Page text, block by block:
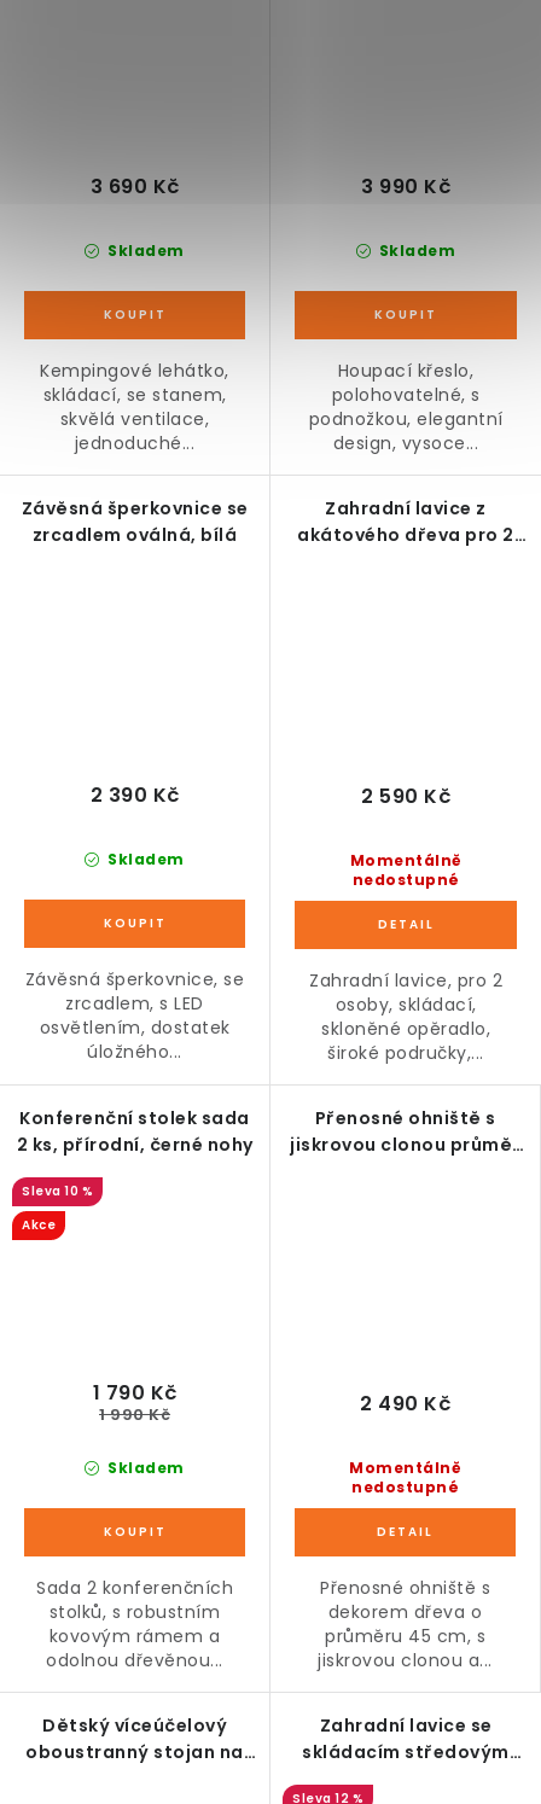
Skladem
3 690 Kč
Kempingové lehátko,
skládací, se stanem,
skvělá ventilace,
jednoduché...
Skladem
3 990 Kč
Houpací křeslo,
polohovatelné, s
podnožkou, elegantní
design, vysoce...
Závěsná šperkovnice se
zrcadlem oválná, bílá
Skladem
2 390 Kč
Závěsná šperkovnice, se
zrcadlem, s LED
osvětlením, dostatek
úložného...
Zahradní lavice z
akátového dřeva pro 2
Momentálně
nedostupné
2 590 Kč
Zahradní lavice, pro 2
osoby, skládací,
skloněné opěradlo,
široké područky,...
Konferenční stolek sada
2 ks, přírodní, černé nohy
10 %
Akce
Skladem
1 790 Kč
1 990 Kč
Sada 2 konferenčních
stolků, s robustním
kovovým rámem a
odolnou dřevěnou...
Přenosné ohniště s
jiskrovou clonou průměr
Momentálně
nedostupné
2 490 Kč
Přenosné ohniště s
dekorem dřeva o
průměru 45 cm, s
jiskrovou clonou a...
Dětský víceúčelový
oboustranný stojan na
Zahradní lavice se
skládacím středovým
stolkem, 160 cm
12 %